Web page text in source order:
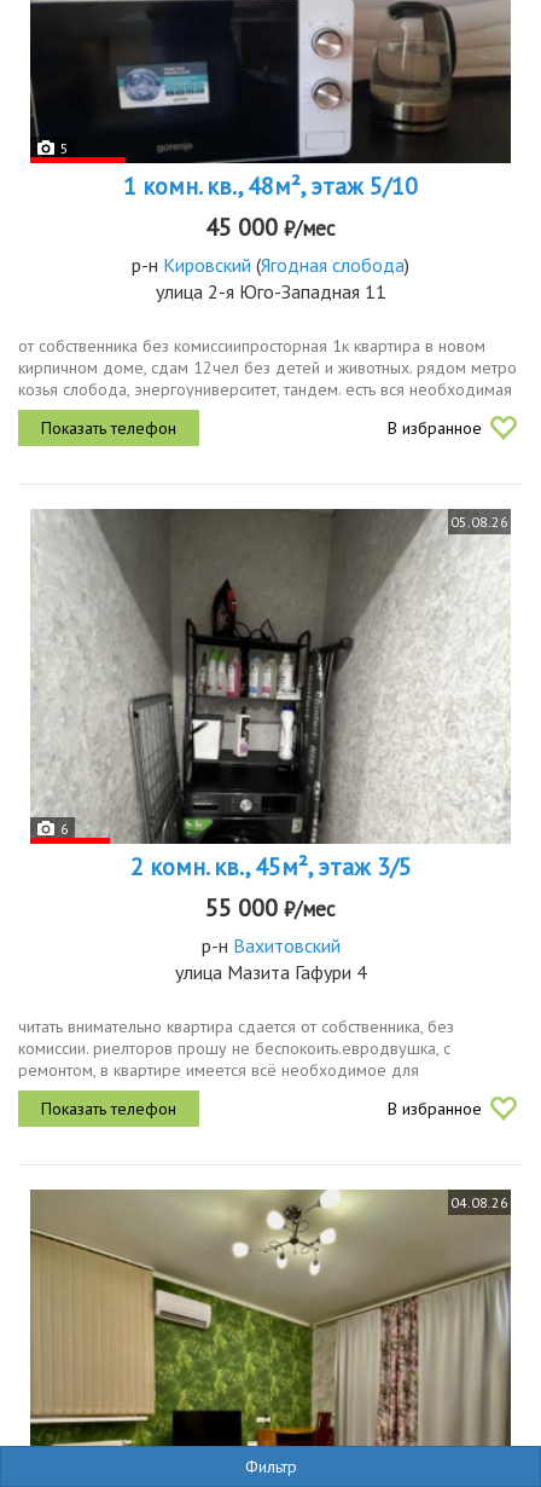
Фильтр
5
1 комн. кв., 48м², этаж 5/10
45 000 ₽/мес
р-н Кировский (Ягодная слобода)
улица 2-я Юго-Западная 11
от собственника без комиссиипросторная 1к квартира в новом
кирпичном доме, сдам 12чел без детей и животных. рядом метро
козья слобода, энергоуниверситет, тандем. есть вся необходимая
мебель и техника. 45тыс квартплата.
В избранное
05.08.26
6
2 комн. кв., 45м², этаж 3/5
55 000 ₽/мес
р-н Вахитовский
улица Мазита Гафури 4
читать внимательно квартира сдается от собственника, без
комиссии. риелторов прошу не беспокоить.евродвушка, с
ремонтом, в квартире имеется всё необходимое для
комфортного проживания, в каждой комнате кондиционеры,
теплый пол, вся мебель новая. все...
В избранное
04.08.26